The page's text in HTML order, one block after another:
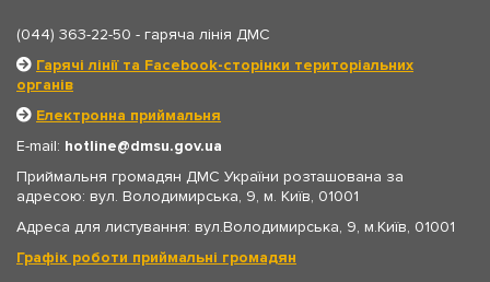
(044) 363-22-50 - гаряча лінія ДМС
Гарячі лінії та Facebook-сторінки територіальних
органів
Електронна приймальня
E-mail: hotline
dmsu.gov.ua
Приймальня громадян ДМС України розташована за
адресою: вул. Володимирська, 9, м. Київ, 01001
Адреса для листування: вул.Володимирська, 9, м.Київ, 01001
Графік роботи приймальні громадян